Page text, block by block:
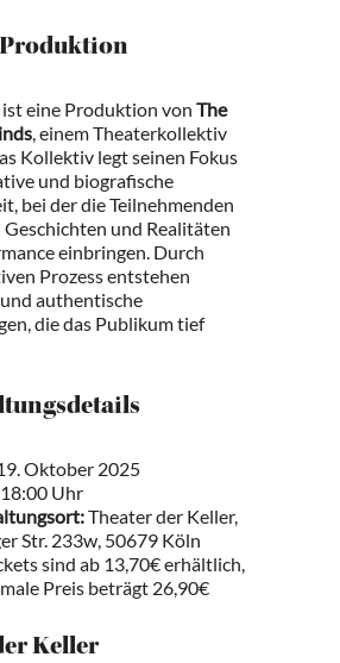
ist eine Produktion von The
, einem Theaterkollektiv
Kollektiv legt seinen Fokus
und biografische
bei der die Teilnehmenden
Geschichten und Realitäten
einbringen. Durch
Prozess entstehen
authentische
die das Publikum tief
Oktober 2025
18:00 Uhr
Theater der Keller,
Str. 233w, 50679 Köln
sind ab 13,70€ erhältlich,
Preis beträgt 26,90€
Keller